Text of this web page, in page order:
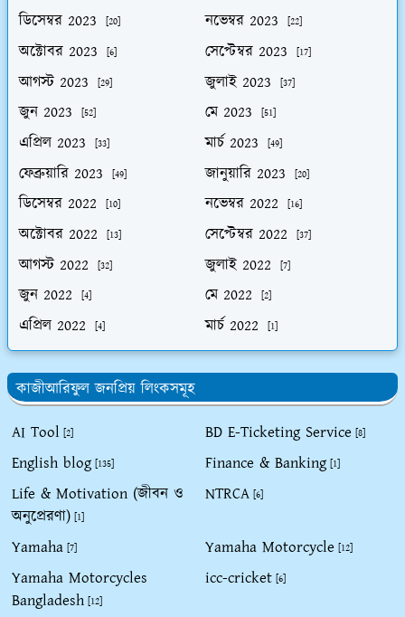
ডিসেম্বর 2023
[20] নভেম্বর 2023 [22]
অক্টোবর 2023 [6] সেপ্টেম্বর 2023 [17]
আগস্ট 2023 [29] জুলাই 2023 [37]
জুন 2023 [52] মে 2023 [51]
এপ্রিল 2023 [33] মার্চ 2023 [49]
ফেব্রুয়ারি 2023 [49] জানুয়ারি 2023 [20]
ডিসেম্বর 2022 [10] নভেম্বর 2022 [16]
অক্টোবর 2022 [13] সেপ্টেম্বর 2022 [37]
আগস্ট 2022 [32] জুলাই 2022 [7]
জুন 2022 [4] মে 2022 [2]
এপ্রিল 2022 [4] মার্চ 2022 [1]
কাজীআরিফুল জনপ্রিয় লিংকসমূহ
AI Tool [2] BD E-Ticketing Service [8]
English blog [135] Finance & Banking [1]
Life & Motivation (জীবন ও
অনুপ্রেরণা) [1]
NTRCA [6]
Yamaha [7] Yamaha Motorcycle [12]
Yamaha Motorcycles
Bangladesh [12]
icc-cricket [6]